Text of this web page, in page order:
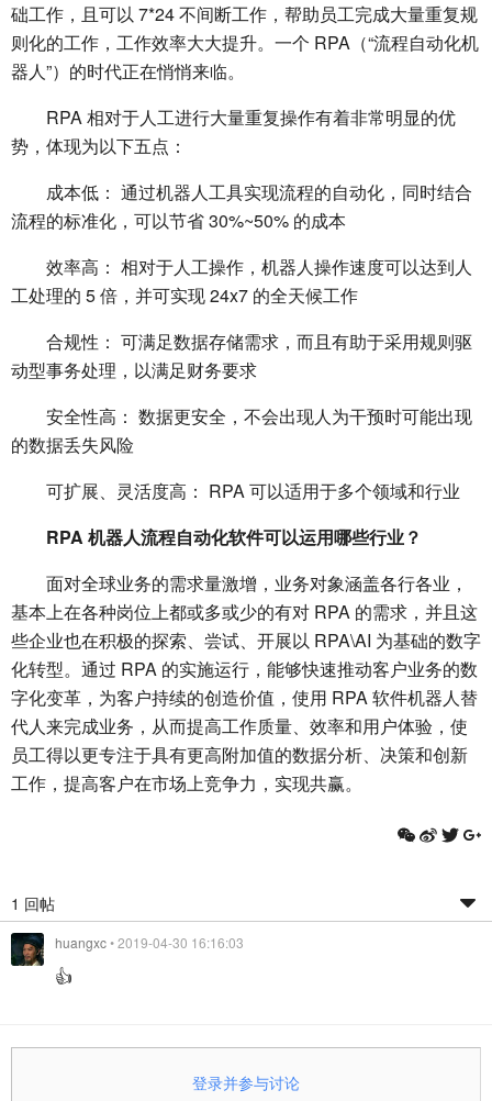
础工作，且可以 7*24 不间断工作，帮助员工完成大量重复规
则化的工作，工作效率大大提升。一个 RPA（“流程自动化机
器人”）的时代正在悄悄来临。
RPA 相对于人工进行大量重复操作有着非常明显的优
势，体现为以下五点：
成本低： 通过机器人工具实现流程的自动化，同时结合
流程的标准化，可以节省 30%~50% 的成本
效率高： 相对于人工操作，机器人操作速度可以达到人
工处理的 5 倍，并可实现 24x7 的全天候工作
合规性： 可满足数据存储需求，而且有助于采用规则驱
动型事务处理，以满足财务要求
安全性高： 数据更安全，不会出现人为干预时可能出现
的数据丢失风险
可扩展、灵活度高： RPA 可以适用于多个领域和行业
RPA 机器人流程自动化软件可以运用哪些行业？
面对全球业务的需求量激增，业务对象涵盖各行各业，
基本上在各种岗位上都或多或少的有对 RPA 的需求，并且这
些企业也在积极的探索、尝试、开展以 RPA\AI 为基础的数字
化转型。通过 RPA 的实施运行，能够快速推动客户业务的数
字化变革，为客户持续的创造价值，使用 RPA 软件机器人替
代人来完成业务，从而提高工作质量、效率和用户体验，使
员工得以更专注于具有更高附加值的数据分析、决策和创新
工作，提高客户在市场上竞争力，实现共赢。
1 回帖
huangxc• 2019-04-30 16:16:03
👍
登录并参与讨论